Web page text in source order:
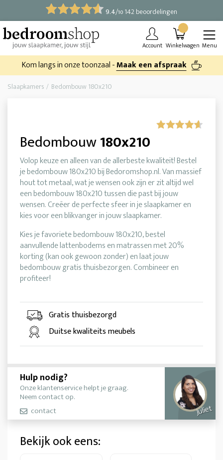
9.4/10 142 beoordelingen
Account Winkelwagen Menu
Kom langs in onze toonzaal -Maak een afspraak
Slaapkamers Bedombouw 180x210
Bedombouw180x210
Volop keuze en alleen van de allerbeste kwaliteit! Bestel
je bedombouw 180x210 bij Bedoromshop.nl. Van massief
hout tot metaal, wat je wensen ook zijn er zit altijd wel
een bedombouw 180x210 tussen die past bij jouw
wensen. Creëer de perfecte sfeer in je slaapkamer en
kies voor een blikvanger in jouw slaapkamer.
Kies je favoriete bedombouw 180x210, bestel
aanvullende lattenbodems en matrassen met 20%
korting (kan ook gewoon zonder) en laat jouw
bedombouw gratis thuisbezorgen. Combineer en
profiteer!
Gratis thuisbezorgd
Duitse kwaliteits meubels
Hulp nodig?
Onze klantenservice helpt je graag.
Neem contact op.
contact
Juliet
Bekijk ook eens: